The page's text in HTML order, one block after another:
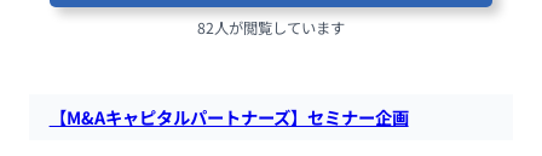
82人が閲覧しています
【M&Aキャピタルパートナーズ】セミナー企画